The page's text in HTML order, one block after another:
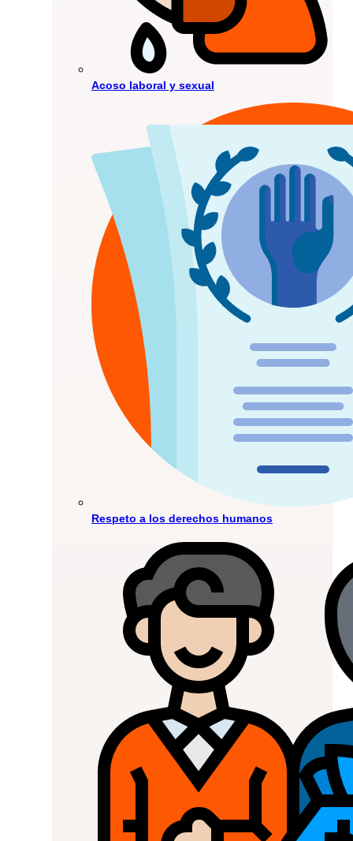
Acoso laboral y sexual
Respeto a los derechos humanos